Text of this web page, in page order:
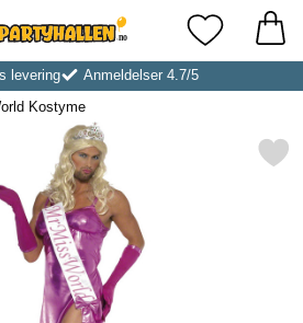
for Partyhallen ABMine
levering
Anmeldelser 4.7/5
Kostyme
Merk mr Miss World